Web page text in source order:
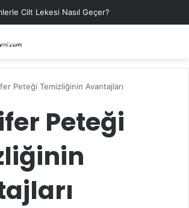
Cilt Lekesi Nasıl Geçer?
Peteği Temizliğinin Avantajları
Peteği